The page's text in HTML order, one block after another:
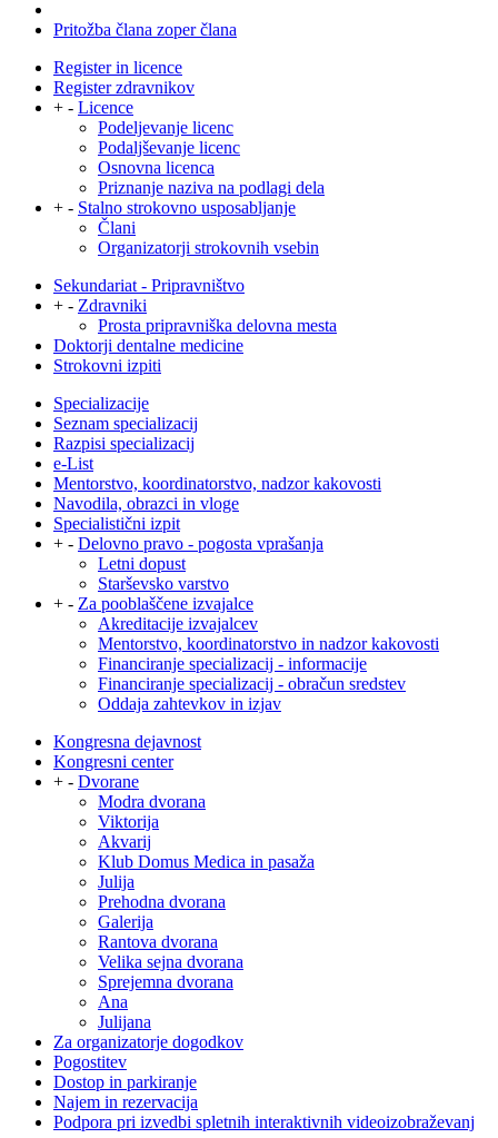
Pritožba člana zoper člana
Register in licence
Register zdravnikov
+ - Licence
Podeljevanje licenc
Podaljševanje licenc
Osnovna licenca
Priznanje naziva na podlagi dela
+ - Stalno strokovno usposabljanje
Člani
Organizatorji strokovnih vsebin
Sekundariat - Pripravništvo
+ - Zdravniki
Prosta pripravniška delovna mesta
Doktorji dentalne medicine
Strokovni izpiti
Specializacije
Seznam specializacij
Razpisi specializacij
e-List
Mentorstvo, koordinatorstvo, nadzor kakovosti
Navodila, obrazci in vloge
Specialistični izpit
+ - Delovno pravo - pogosta vprašanja
Letni dopust
Starševsko varstvo
+ - Za pooblaščene izvajalce
Akreditacije izvajalcev
Mentorstvo, koordinatorstvo in nadzor kakovosti
Financiranje specializacij - informacije
Financiranje specializacij - obračun sredstev
Oddaja zahtevkov in izjav
Kongresna dejavnost
Kongresni center
+ - Dvorane
Modra dvorana
Viktorija
Akvarij
Klub Domus Medica in pasaža
Julija
Prehodna dvorana
Galerija
Rantova dvorana
Velika sejna dvorana
Sprejemna dvorana
Ana
Julijana
Za organizatorje dogodkov
Pogostitev
Dostop in parkiranje
Najem in rezervacija
Podpora pri izvedbi spletnih interaktivnih videoizobraževanj